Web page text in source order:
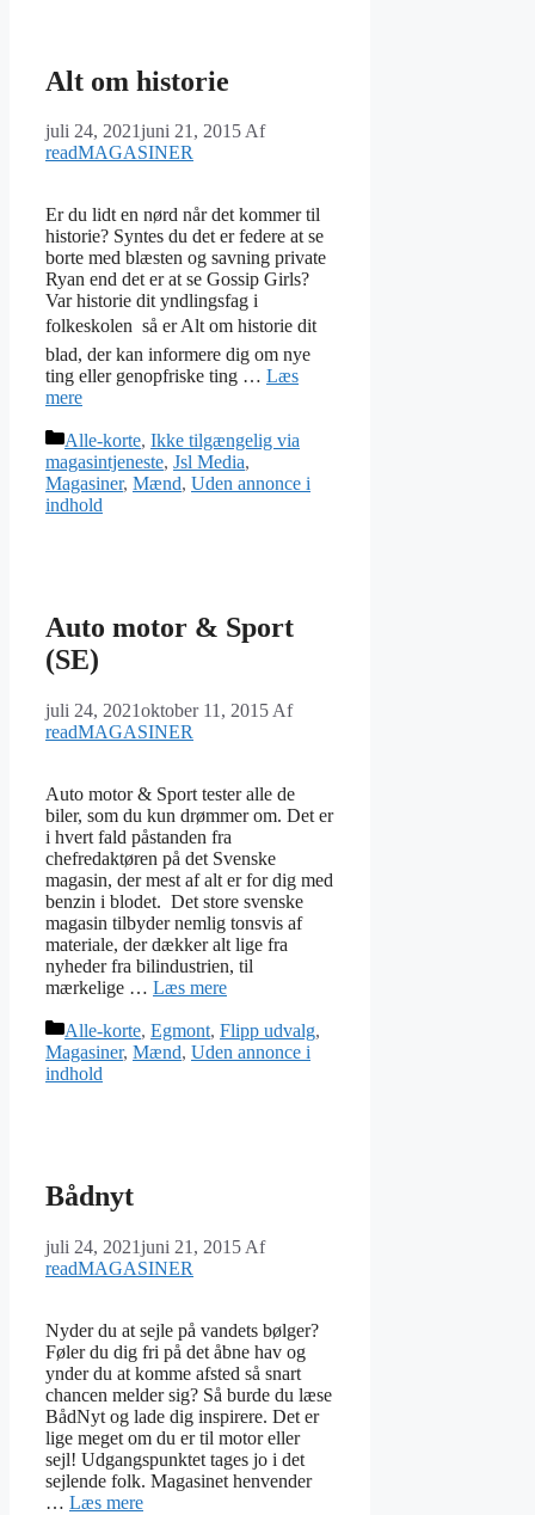
Alt om historie
juli 24, 2021juni 21, 2015Af
readMAGASINER
Er du lidt en nørd når det kommer til
historie? Syntes du det er federe at se
borte med blæsten og savning private
Ryan end det er at se Gossip Girls?
Var historie dit yndlingsfag i
folkeskolen  så er Alt om historie dit
blad, der kan informere dig om nye
ting eller genopfriske ting … Læs
mere
Kategorier
Alle-korte, Ikke tilgængelig via
magasintjeneste, Jsl Media,
Magasiner, Mænd, Uden annonce i
indhold
Auto motor & Sport
(SE)
juli 24, 2021oktober 11, 2015 Af
readMAGASINER
Auto motor & Sport tester alle de
biler, som du kun drømmer om. Det er
i hvert fald påstanden fra
chefredaktøren på det Svenske
magasin, der mest af alt er for dig med
benzin i blodet. Det store svenske
magasin tilbyder nemlig tonsvis af
materiale, der dækker alt lige fra
nyheder fra bilindustrien, til
mærkelige … Læs mere
Kategorier
Alle-korte, Egmont, Flipp udvalg,
Magasiner, Mænd, Uden annonce i
indhold
Bådnyt
juli 24, 2021juni 21, 2015 Af
readMAGASINER
Nyder du at sejle på vandets bølger?
Føler du dig fri på det åbne hav og
ynder du at komme afsted så snart
chancen melder sig? Så burde du læse
BådNyt og lade dig inspirere. Det er
lige meget om du er til motor eller
sejl! Udgangspunktet tages jo i det
sejlende folk. Magasinet henvender
… Læs mere